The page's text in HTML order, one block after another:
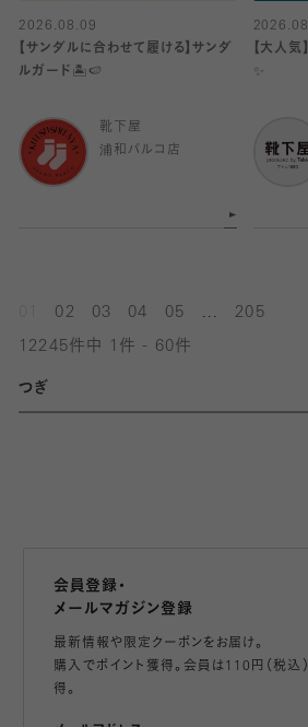
2026.08.09
【サンダルに合わせて履ける】サンダ
ルガード🏝️🍉
靴下屋
浦和パルコ店
【大人
02 03 04 05 205
12245件中 1件 - 60件
つぎ
会員登録・
メールマガジン登録
最新情報や限定クーポンをお届け。
購入でポイント獲得。会員は110円（税込
得。